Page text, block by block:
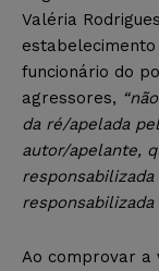
Valéria
funcionário do
agressores,
da ré/apelada
autor/apelante,
Ao comprovar a